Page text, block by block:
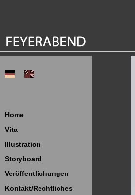
Home
Vita
Illustration
Storyboard
Veröffentlichungen
Kontakt/Rechtliches